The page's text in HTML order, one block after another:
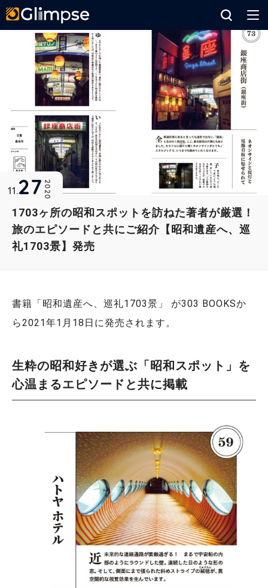
1703ヶ所の昭和スポットを訪ねた著者が厳選！
旅のエピソードと共にご紹介【昭和遺産へ、巡
礼1703景】発売
2020
11 27
書籍「昭和遺産へ、巡礼1703景」 が303 BOOKSか
ら2021年1月18日に発売されます。
生粋の昭和好きが選ぶ「昭和スポット」を
心温まるエピソードと共に掲載